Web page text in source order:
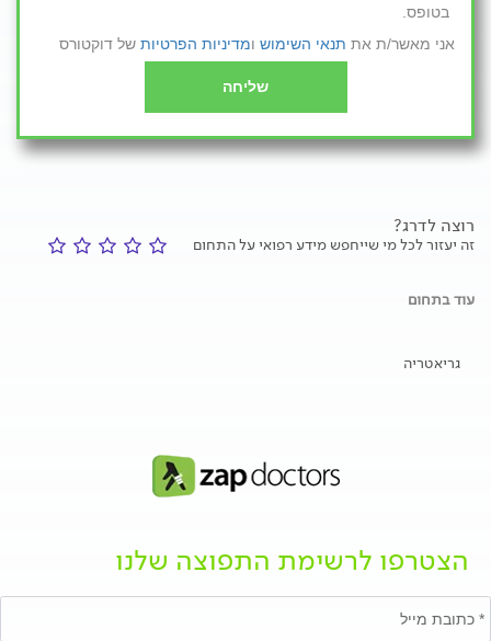
בטופס.
אני מאשר/ת את תנאי השימוש ומדיניות הפרטיות של דוקטורס
שליחה
רוצה לדרג?
זה יעזור לכל מי שייחפש מידע רפואי על התחום
עוד בתחום
גריאטריה
הצטרפו לרשימת התפוצה שלנו